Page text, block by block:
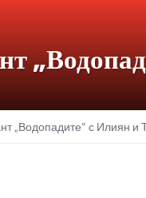
„Водопадите“ с Илиян и